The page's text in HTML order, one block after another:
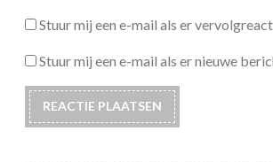
Stuur mij een e-mail als er
Stuur mij een e-mail als er nieuwe